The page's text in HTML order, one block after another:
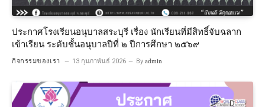
ประกาศโรงเรียนอนุบาลสระบุรี เรื่อง นักเรียนที่มีสิทธิ์จับฉลาก
เข้าเรียน ระดับชั้นอนุบาลปีที่ ๒ ปีการศึกษา ๒๕๖๙
กิจกรรมของเรา 13 กุมภาพันธ์ 2026 By admin